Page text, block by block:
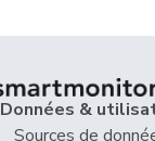
Données &
Sources de